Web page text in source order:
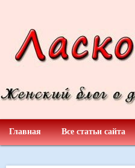
Главная Все статьи сайта